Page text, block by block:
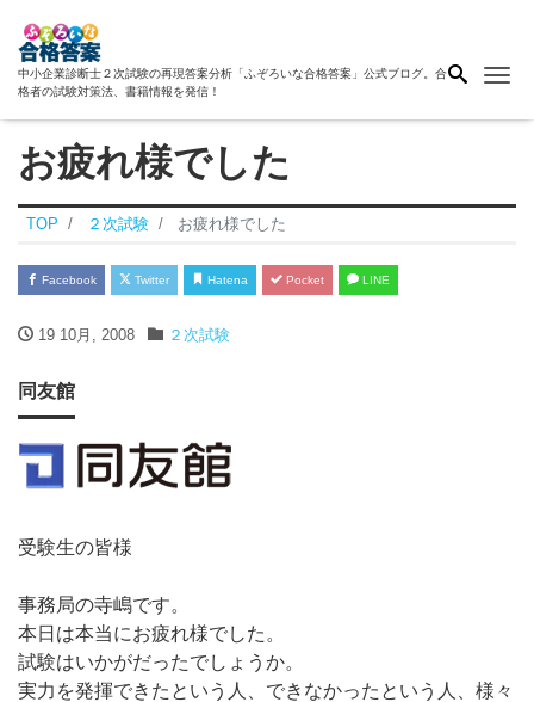
中小企業診断士２次試験の再現答案分析「ふぞろいな合格答案」公式ブログ。合
格者の試験対策法、書籍情報を発信！
お疲れ様でした
TOP ２次試験 お疲れ様でした
Facebook Twitter Hatena Pocket LINE
19 10月, 2008 ２次試験
同友館
受験生の皆様
事務局の寺嶋です。
本日は本当にお疲れ様でした。
試験はいかがだったでしょうか。
実力を発揮できたという人、できなかったという人、様々